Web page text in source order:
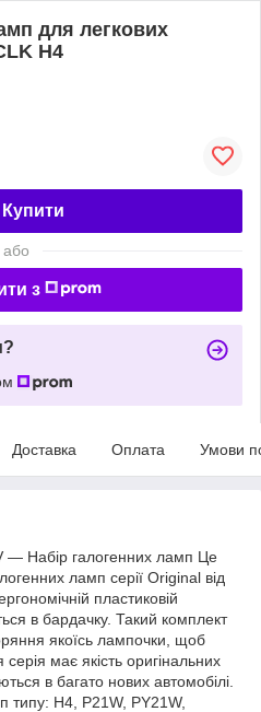
для легкових
H4
Купити
або
з
Доставка Оплата Умови
— Набір галогенних ламп Це
ламп серії Original від
пластиковій
в бардачку. Такий комплект
якоїсь лампочки, щоб
має якість оригінальних
в багато нових автомобілі.
типу: H4, P21W, PY21W,